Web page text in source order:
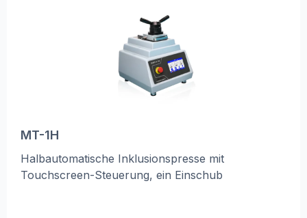
MT-1H
Halbautomatische Inklusionspresse mit
Touchscreen-Steuerung, ein Einschub